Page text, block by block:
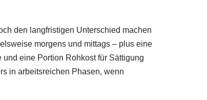
den langfristigen Unterschied machen
morgens und mittags – plus eine
eine Portion Rohkost für Sättigung
in arbeitsreichen Phasen, wenn